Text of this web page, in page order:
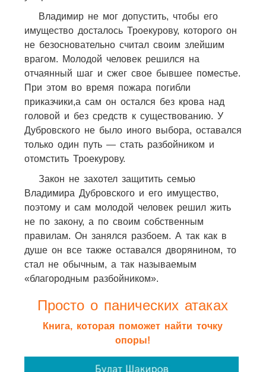
Владимир не мог допустить, чтобы его
имущество досталось Троекурову, которого он
не безосновательно считал своим злейшим
врагом. Молодой человек решился на
отчаянный шаг и сжег свое бывшее поместье.
При этом во время пожара погибли
приказчики,а сам он остался без крова над
головой и без средств к существованию. У
Дубровского не было иного выбора, оставался
только один путь — стать разбойником и
отомстить Троекурову.
Закон не захотел защитить семью
Владимира Дубровского и его имущество,
поэтому и сам молодой человек решил жить
не по закону, а по своим собственным
правилам. Он занялся разбоем. А так как в
душе он все также оставался дворянином, то
стал не обычным, а так называемым
«благородным разбойником».
Просто о панических атаках
Книга, которая поможет найти точку
опоры!